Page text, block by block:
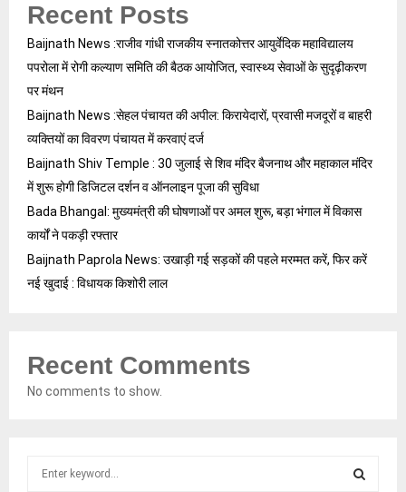
Recent Posts
Baijnath News :राजीव गांधी राजकीय स्नातकोत्तर आयुर्वेदिक महाविद्यालय
पपरोला में रोगी कल्याण समिति की बैठक आयोजित, स्वास्थ्य सेवाओं के सुदृढ़ीकरण
पर मंथन
Baijnath News :सेहल पंचायत की अपील: किरायेदारों, प्रवासी मजदूरों व बाहरी
व्यक्तियों का विवरण पंचायत में करवाएं दर्ज
Baijnath Shiv Temple : 30 जुलाई से शिव मंदिर बैजनाथ और महाकाल मंदिर
में शुरू होगी डिजिटल दर्शन व ऑनलाइन पूजा की सुविधा
Bada Bhangal: मुख्यमंत्री की घोषणाओं पर अमल शुरू, बड़ा भंगाल में विकास
कार्यों ने पकड़ी रफ्तार
Baijnath Paprola News: उखाड़ी गई सड़कों की पहले मरम्मत करें, फिर करें
नई खुदाई : विधायक किशोरी लाल
Recent Comments
No comments to show.